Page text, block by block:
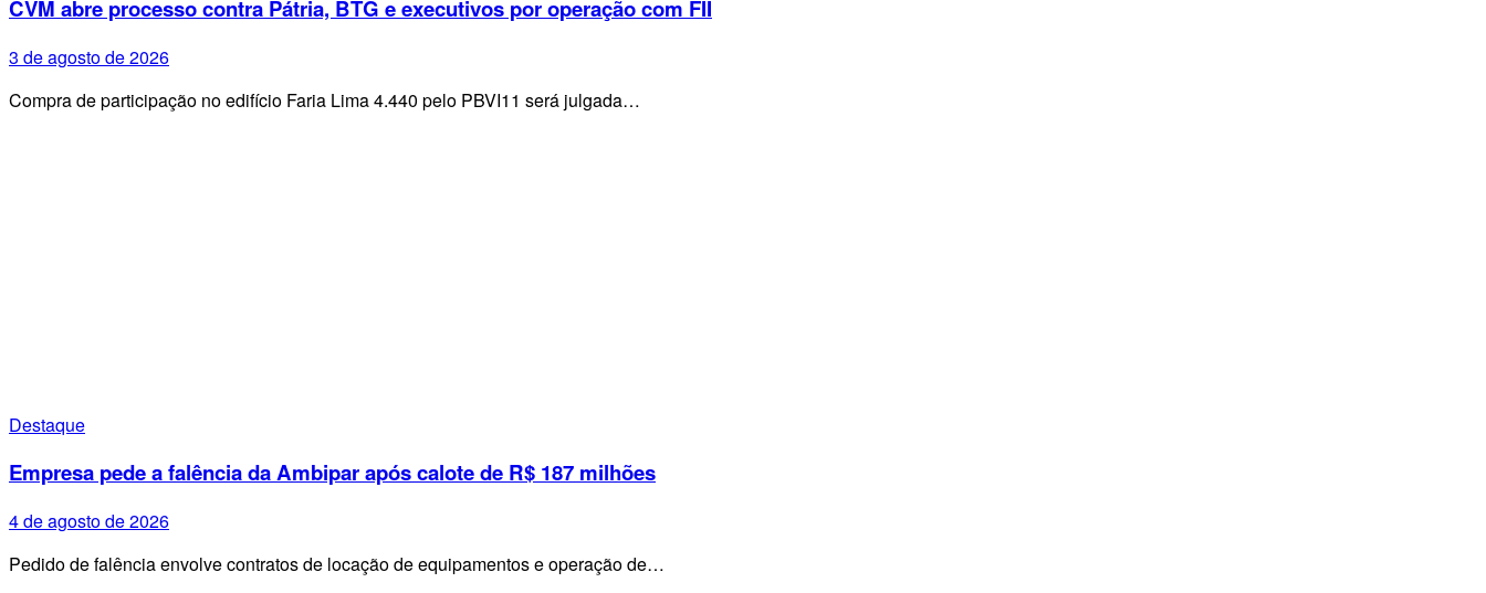
CVM abre processo contra Pátria, BTG e executivos por operação com FII
3 de agosto de 2026
Compra de participação no edifício Faria Lima 4.440 pelo PBVI11 será julgada…
Destaque
Empresa pede a falência da Ambipar após calote de R$ 187 milhões
4 de agosto de 2026
Pedido de falência envolve contratos de locação de equipamentos e operação de…